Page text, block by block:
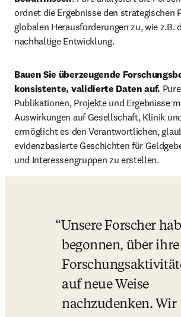
ordnet die Ergebnisse den strategischen
globalen Herausforderungen zu, wie z.B.
nachhaltige Entwicklung.
Bauen Sie überzeugende
konsistente, validierte Daten auf.
Publikationen, Projekte und Ergebnisse
Auswirkungen auf Gesellschaft, Klinik
ermöglicht es den Verantwortlichen,
evidenzbasierte Geschichten für
und Interessengruppen zu erstellen.
Unsere Forscher
begonnen, über ihre
auf neue Weise
nachzudenken. Wir